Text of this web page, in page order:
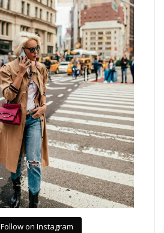
Follow on Instagram